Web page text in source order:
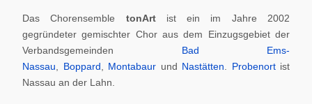
Das Chorensemble tonArt ist ein im Jahre 2002
gegründeter gemischter Chor aus dem Einzugsgebiet der
Verbandsgemeinden Bad Ems-
Nassau
Boppard Montabaur und Nastätten Probenortist
Nassau an der Lahn.